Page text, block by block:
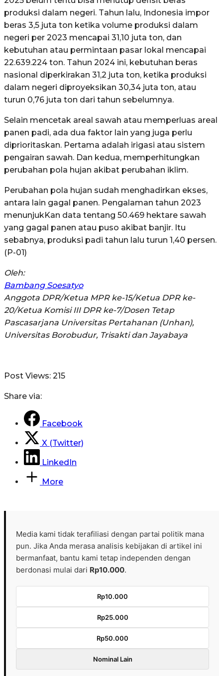
produksi dalam negeri. Tahun lalu, Indonesia impor
beras 3,5 juta ton ketika volume produksi dalam
negeri per 2023 mencapai 31,10 juta ton, dan
kebutuhan atau permintaan pasar lokal mencapai
22.639.224 ton. Tahun 2024 ini, kebutuhan beras
nasional diperkirakan 31,2 juta ton, ketika produksi
dalam negeri diproyeksikan 30,34 juta ton, atau
turun 0,76 juta ton dari tahun sebelumnya.
Selain mencetak areal sawah atau memperluas areal
panen padi, ada dua faktor lain yang juga perlu
diprioritaskan. Pertama adalah irigasi atau sistem
pengairan sawah. Dan kedua, memperhitungkan
perubahan pola hujan akibat perubahan iklim.
Perubahan pola hujan sudah menghadirkan ekses,
antara lain gagal panen. Pengalaman tahun 2023
menunjukKan data tentang 50.469 hektare sawah
yang gagal panen atau puso akibat banjir. Itu
sebabnya, produksi padi tahun lalu turun 1,40 persen.
(P-01)
Oleh:
Bambang Soesatyo
Anggota DPR/Ketua MPR ke-15/Ketua DPR ke-
20/Ketua Komisi III DPR ke-7/Dosen Tetap
Pascasarjana Universitas Pertahanan (Unhan),
Universitas Borobudur, Trisakti dan Jayabaya
Post Views: 215
Share via:
Facebook
X (Twitter)
LinkedIn
More
Media kami tidak terafiliasi dengan partai politik mana
pun. Jika Anda merasa analisis kebijakan di artikel ini
bermanfaat, bantu kami tetap independen dengan
berdonasi mulai dari Rp10.000.
Rp10.000
Rp25.000
Rp50.000
Nominal Lain